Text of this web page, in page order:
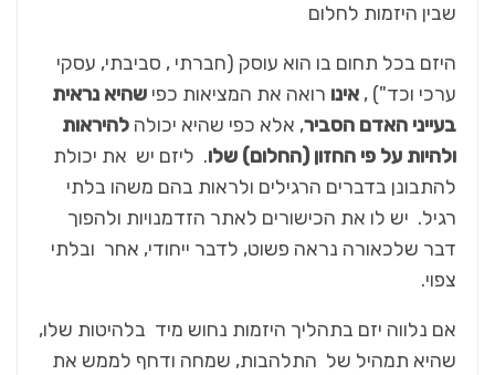
שבין היזמות לחלום
היזם בכל תחום בו הוא עוסק (חברתי , סביבתי, עסקי
ערכי וכד") , אינו רואה את המציאות כפי שהיא נראית
בעייני האדם הסביר, אלא כפי שהיא יכולה להיראות
ולהיות על פי החזון (החלום) שלו. ליזם יש את יכולת
להתבונן בדברים הרגילים ולראות בהם משהו בלתי
רגיל. יש לו את הכישורים לאתר הזדמנויות ולהפוך
דבר שלכאורה נראה פשוט, לדבר ייחודי, אחר ובלתי
צפוי.
אם נלווה יזם בתהליך היזמות נחוש מיד בלהיטות שלו,
שהיא תמהיל של התלהבות, שמחה ודחף לממש את